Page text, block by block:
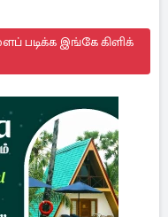
படிக்க இங்கே கிளிக்